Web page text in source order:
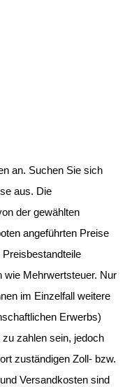
an. Suchen Sie sich
aus. Die
der gewählten
angeführten Preise
wie Mehrwertsteuer. Nur
im Einzelfall weitere
Erwerbs)
zahlen sein, jedoch
zuständigen Zoll- bzw.
Versandkosten sind